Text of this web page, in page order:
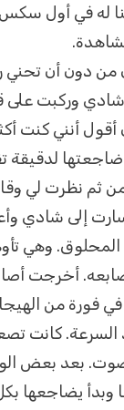
له في أول
من دون أن تحني
شادي وركبت
أقول أنني كنت
ضاجعتها لدقيقة
ثم نظرت لي
إلى شادي
وهي
أخرجت
من
كانت
صوت. بعد بعض
وبدأ يضاجعها